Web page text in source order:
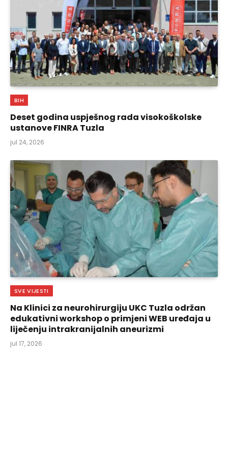
BIH
Deset godina uspješnog rada visokoškolske
ustanove FINRA Tuzla
jul 24, 2026
SVE VIJESTI
Na Klinici za neurohirurgiju UKC Tuzla održan
edukativni workshop o primjeni WEB uređaja u
liječenju intrakranijalnih aneurizmi
jul 17, 2026